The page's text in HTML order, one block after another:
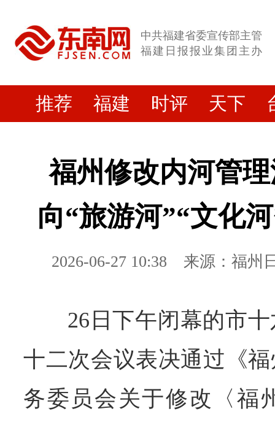
中共福建省委宣传部主管
福建日报报业集团主办
推荐 福建 时评 天下
福州修改内河管
向“旅游河”“文化
2026-06-27 10:38 来源：福州
26日下午闭幕的市
十二次会议表决通过《
务委员会关于修改〈福